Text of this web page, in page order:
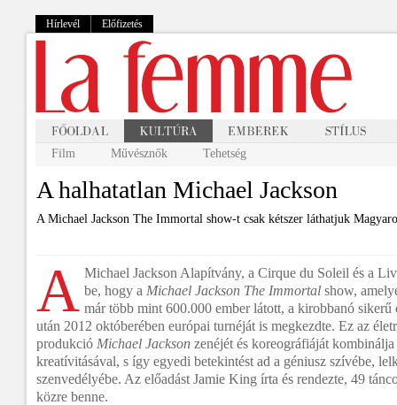
Hírlevél Előfizetés
Film Művésznők Tehetség
A halhatatlan Michael Jackson
A Michael Jackson The Immortal show-t csak kétszer láthatjuk
A Michael Jackson Alapítvány, a Cirque du Soleil és a
be, hogy a Michael Jackson The Immortal show,
már több mint 600.000 ember látott, a kirobbanó sikerű
után 2012 októberében európai turnéját is megkezdte. Ez az
produkció Michael Jackson zenéjét és koreográfiáját
kreatívitásával, s így egyedi betekintést ad a géniusz szívébe,
szenvedélyébe. Az előadást Jamie King írta és rendezte, 49
közre benne.